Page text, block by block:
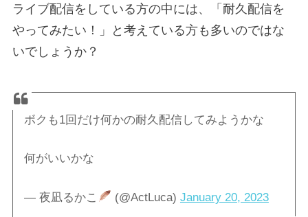
ライブ配信をしている方の中には、「耐久配信を
やってみたい！」と考えている方も多いのではな
いでしょうか？
ボクも1回だけ何かの耐久配信してみようかな
何がいいかな
— 夜凪るかこ (@ActLuca) January 20, 2023